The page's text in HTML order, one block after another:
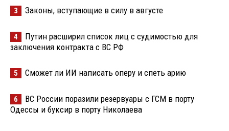
3 Законы, вступающие в силу в августе
4
Путин расширил список лиц с судимостью для
заключения контракта с ВС РФ
5 Сможет ли ИИ написать оперу и спеть арию
6
ВС России поразили резервуары с ГСМ в порту
Одессы и буксир в порту Николаева